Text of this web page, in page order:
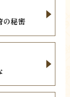
の秘密